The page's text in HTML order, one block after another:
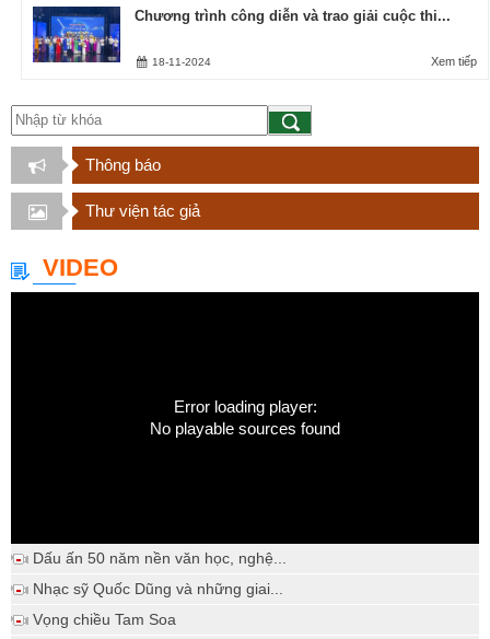
Chương trình công diễn và trao giải cuộc thi...
Xem tiếp
18-11-2024
Thông báo
Thư viện tác giả
VIDEO
Error loading player:
No playable sources found
Dấu ấn 50 năm nền văn học, nghệ...
Nhạc sỹ Quốc Dũng và những giai...
Vọng chiều Tam Soa